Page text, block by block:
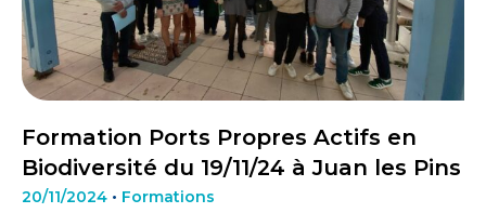
Formation Ports Propres Actifs en
Biodiversité du 19/11/24 à Juan les Pins
20/11/2024 • Formations